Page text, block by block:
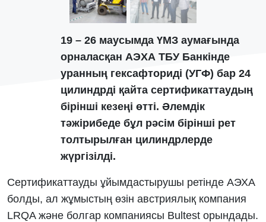
19 – 26 маусымда ҮМЗ аумағында
орналасқан АЭХА ТБУ Банкінде
уранның гексафториді (УГФ) бар 24
цилиндрді қайта сертификаттаудың
бірінші кезеңі өтті. Әлемдік
тәжірибеде бұл рәсім бірінші рет
толтырылған цилиндрлерде
жүргізілді.
Сертификаттауды ұйымдастырушы ретінде АЭХА
болды, ал жұмыстың өзін австриялық компания
LRQA және болгар компаниясы Bultest орындады.